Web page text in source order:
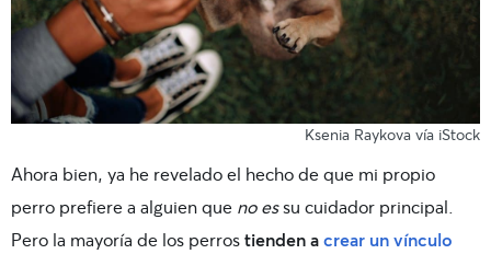
Ksenia Raykova vía iStock
Ahora bien, ya he revelado el hecho de que mi propio
perro prefiere a alguien que no essu cuidador principal.
Pero la mayoría de los perrostienden acrear un vínculo